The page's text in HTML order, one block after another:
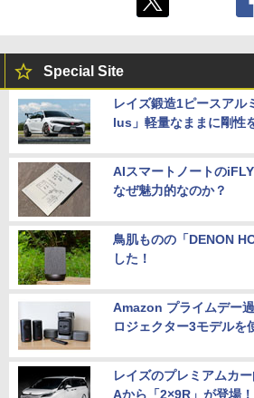
Special Site
レイズ鍛造1ピースアル
lus」軽量なままに剛性
AIスマートノートの
なぜ魅力的なのか？
鳥肌ものの「DENON
した！
Amazon プライムデー
ロジェクター3モデルを
レイズのプレミアムカ
Aから「2×9R」が登場！